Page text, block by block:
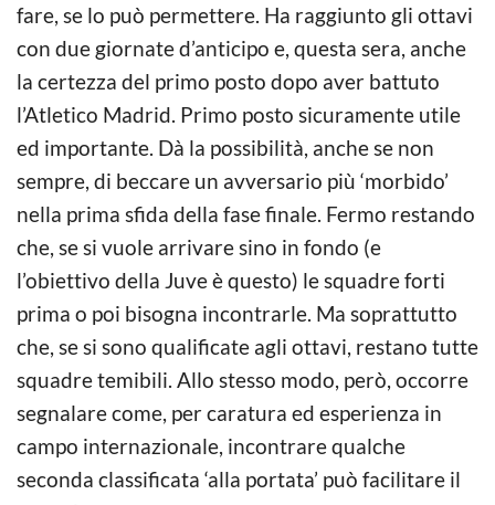
fare, se lo può permettere. Ha raggiunto gli ottavi
con due giornate d’anticipo e, questa sera, anche
la certezza del primo posto dopo aver battuto
l’Atletico Madrid. Primo posto sicuramente utile
ed importante. Dà la possibilità, anche se non
sempre, di beccare un avversario più ‘morbido’
nella prima sfida della fase finale. Fermo restando
che, se si vuole arrivare sino in fondo (e
l’obiettivo della Juve è questo) le squadre forti
prima o poi bisogna incontrarle. Ma soprattutto
che, se si sono qualificate agli ottavi, restano tutte
squadre temibili. Allo stesso modo, però, occorre
segnalare come, per caratura ed esperienza in
campo internazionale, incontrare qualche
seconda classificata ‘alla portata’ può facilitare il